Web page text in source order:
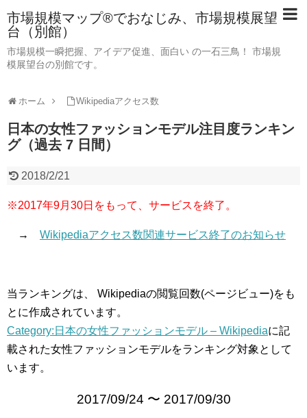
市場規模マップ®でおなじみ、市場規模展望
台（別館）
市場規模一瞬把握、アイデア促進、面白い の一石三鳥！ 市場規
模展望台の別館です。
ホーム Wikipediaアクセス数
日本の女性ファッションモデル注目度ランキン
グ（過去 7 日間）
2018/2/21
※2017年9月30日をもって、サービスを終了。
→ Wikipediaアクセス数関連サービス終了のお知らせ
当ランキングは、 Wikipediaの閲覧回数(ページビュー)をも
とに作成されています。
Category:日本の女性ファッションモデル – Wikipediaに記
載された女性ファッションモデルをランキング対象として
います。
2017/09/24 〜 2017/09/30